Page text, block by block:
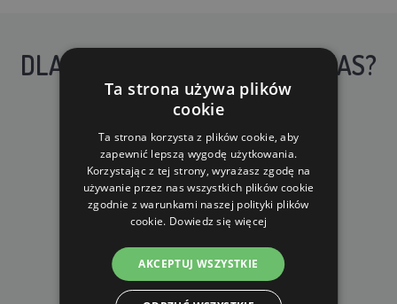
DLACZEGO WARTO KUPIĆ U NAS?
DARMOWA WYSYŁKA
dla zamówień od 690 zł z VAT
Ta strona używa plików
cookie
Ta strona korzysta z plików cookie, aby
zapewnić lepszą wygodę użytkowania.
Korzystając z tej strony, wyrażasz zgodę na
używanie przez nas wszystkich plików cookie
zgodnie z warunkami naszej polityki plików
cookie. Dowiedz się więcej
AKCEPTUJ WSZYSTKIE